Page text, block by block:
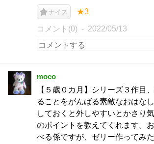
ナイス ★3
コメント(0) 2022/05/13
moco
【５歳０カ月】シリーズ３作目
ることをがんばる素敵なおはな
しておくと外しやすいとかさり
のポイントを教えてくれます。
べる係ですが、ゼリー作ってみ